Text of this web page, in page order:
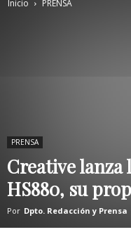
Inicio PRENSA
PRENSA
Creative lanza
HS880, su
Por Dpto. Redacción y Prensa